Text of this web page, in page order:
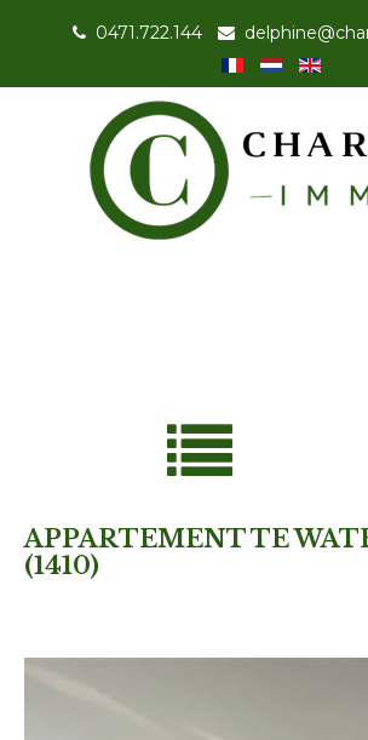
0471.722.144-
APPARTEMENT TE
(1410)